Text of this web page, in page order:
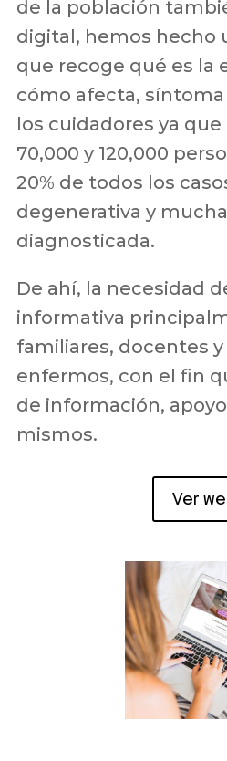
de la población
digital, hemos hecho
que recoge qué es la
cómo afecta, síntoma
los cuidadores ya
70,000 y 120,000
20% de todos los
degenerativa y
diagnosticada.
De ahí, la necesidad
informativa
familiares, docentes
enfermos, con el fin
de información,
mismos.
Ver